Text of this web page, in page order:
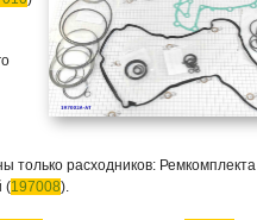
только расходников: Ремкомплекта
(197008).